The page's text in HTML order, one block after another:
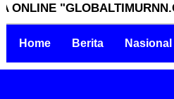
"GLOBALTIMURNN.COM"
Home Berita Nasional